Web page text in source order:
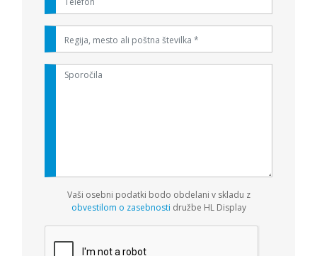
Vaši osebni podatki bodo obdelani v skladu z
obvestilom o zasebnosti družbe HL Display